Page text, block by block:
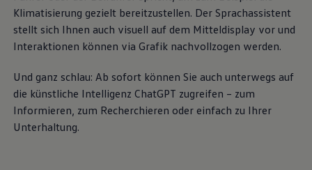
Volkswagen Blog
Klimatisierung gezielt bereitzustellen. Der Sprachassistent
stellt sich Ihnen auch visuell auf dem Mitteldisplay vor und
Interaktionen können via Grafik nachvollzogen werden.
Und ganz schlau: Ab sofort können Sie auch unterwegs auf
die künstliche Intelligenz ChatGPT zugreifen – zum
Informieren, zum Recherchieren oder einfach zu Ihrer
Unterhaltung.